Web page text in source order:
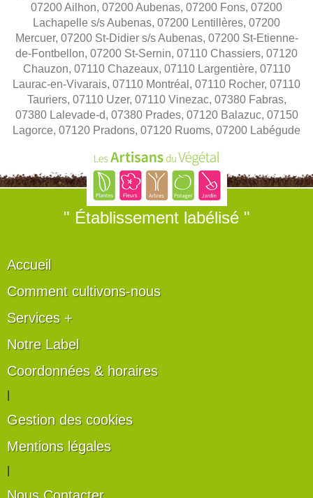
07200 Ailhon, 07200 Aubenas, 07200 Fons, 07200
Lachapelle s/s Aubenas, 07200 Lentillères, 07200
Mercuer, 07200 St-Didier s/s Aubenas, 07200 St-Etienne-
de-Fontbellon, 07200 St-Sernin, 07110 Chassiers, 07120
Chauzon, 07110 Chazeaux, 07110 Largentière, 07110
Laurac-en-Vivarais, 07110 Montréal, 07110 Rocher, 07110
Tauriers, 07110 Uzer, 07110 Vinezac, 07380 Fabras,
07380 Lalevade-d, 07380 Prades, 07120 Balazuc, 07150
Lagorce, 07120 Pradons, 07120 Ruoms, 07200 Labégude
" Établissement labélisé "
Accueil
Comment cultivons-nous
Services +
Notre Label
Coordonnées & horaires
Gestion des cookies
Mentions légales